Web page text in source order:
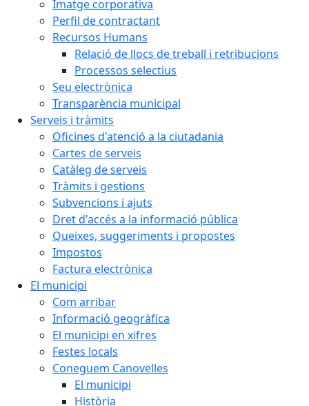
Imatge corporativa
Perfil de contractant
Recursos Humans
Relació de llocs de treball i retribucions
Processos selectius
Seu electrònica
Transparència municipal
Serveis i tràmits
Oficines d'atenció a la ciutadania
Cartes de serveis
Catàleg de serveis
Tràmits i gestions
Subvencions i ajuts
Dret d'accés a la informació pública
Queixes, suggeriments i propostes
Impostos
Factura electrònica
El municipi
Com arribar
Informació geogràfica
El municipi en xifres
Festes locals
Coneguem Canovelles
El municipi
Història